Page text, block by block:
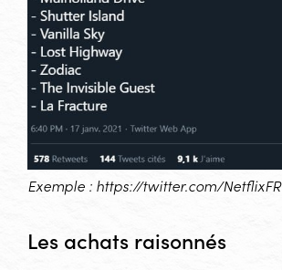
Exemple : https://twitter.com/NetflixFR
Les achats raisonnés